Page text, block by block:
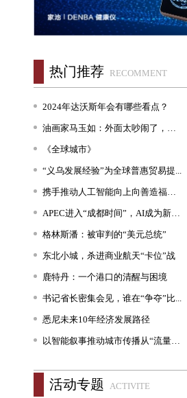
热门推荐 RECOMMENT
2024年达沃斯年会有哪些看点？
油画家马玉如：外面太吵闹了，我想...
《全球城市》
“义乌发展经验”为全球普惠贸易提...
携手推动人工智能向上向善造福人类
APEC进入“成都时间”，AI成为新坐...
格林斯潘：被审判的“美元总统”
东北小城，杀进商业航天“卡位”战
鹿特丹：一个港口的清醒与困境
书记省长密集会见，谁在“争夺”比...
悉尼未来10年经济发展路径
以智能叙事推动城市传播从“流量出...
活动专题 ACTIVITE